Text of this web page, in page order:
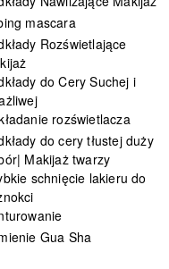
mascara
Rozświetlające
do Cery Suchej i
rozświetlacza
do cery tłustej duży
Makijaż twarzy
schnięcie lakieru do
Gua Sha